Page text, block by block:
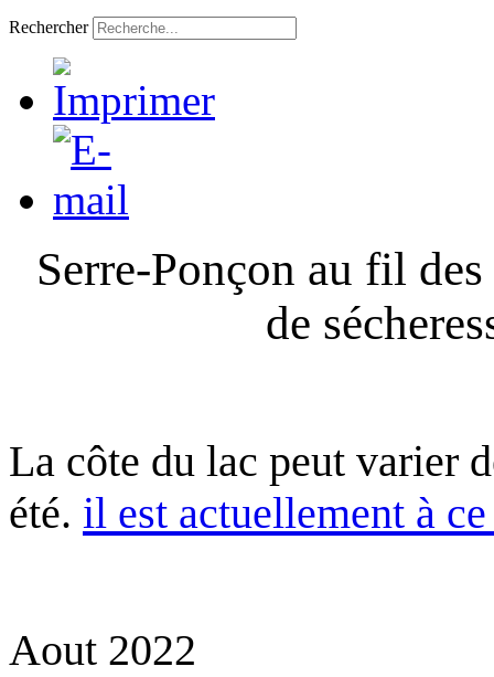
Rechercher
Serre-Ponçon au fil
de
La côte du lac peut varier
été. il est actuellement à
Aout 2022